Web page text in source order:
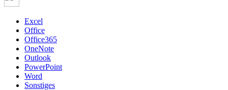
Excel
Office
Office365
OneNote
Outlook
PowerPoint
Word
Sonstiges